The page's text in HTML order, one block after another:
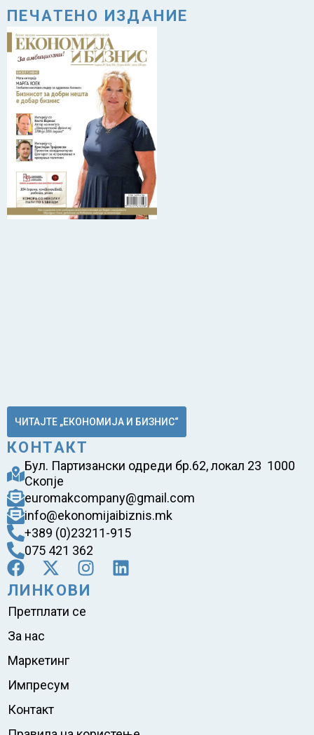
ПЕЧАТЕНО ИЗДАНИЕ
ЧИТАЈТЕ „ЕКОНОМИЈА И БИЗНИС“
КОНТАКТ
Бул. Партизански одреди бр.62, локал 23 1000
Скопје
euromakcompany@gmail.com
info@ekonomijaibiznis.mk
+389 (0)23211-915
075 421 362
ЛИНКОВИ
Претплати се
За нас
Маркетинг
Импресум
Контакт